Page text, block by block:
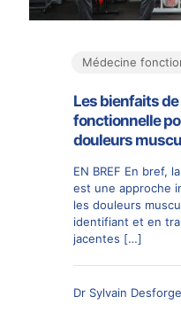
Médecine
Les bienfaits
fonctionnelle
douleurs
EN BREF En bref,
est une approche
les douleurs
identifiant et en
jacentes […]
Dr Sylvain